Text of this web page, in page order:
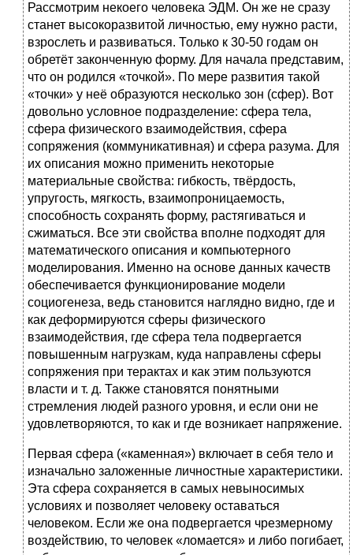
Рассмотрим некоего человека ЭДМ. Он же не сразу
станет высокоразвитой личностью, ему нужно расти,
взрослеть и развиваться. Только к 30-50 годам он
обретёт законченную форму. Для начала представим,
что он родился «точкой». По мере развития такой
«точки» у неё образуются несколько зон (сфер). Вот
довольно условное подразделение: сфера тела,
сфера физического взаимодействия, сфера
сопряжения (коммуникативная) и сфера разума. Для
их описания можно применить некоторые
материальные свойства: гибкость, твёрдость,
упругость, мягкость, взаимопроницаемость,
способность сохранять форму, растягиваться и
сжиматься. Все эти свойства вполне подходят для
математического описания и компьютерного
моделирования. Именно на основе данных качеств
обеспечивается функционирование модели
социогенеза, ведь становится наглядно видно, где и
как деформируются сферы физического
взаимодействия, где сфера тела подвергается
повышенным нагрузкам, куда направлены сферы
сопряжения при терактах и как этим пользуются
власти и т. д. Также становятся понятными
стремления людей разного уровня, и если они не
удовлетворяются, то как и где возникает напряжение.
Первая сфера («каменная») включает в себя тело и
изначально заложенные личностные характеристики.
Эта сфера сохраняется в самых невыносимых
условиях и позволяет человеку оставаться
человеком. Если же она подвергается чрезмерному
воздействию, то человек «ломается» и либо погибает,